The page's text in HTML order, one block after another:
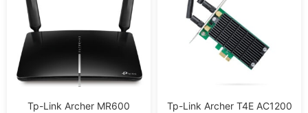
Tp-Link Archer MR600
Tp-Link Archer T4E AC1200